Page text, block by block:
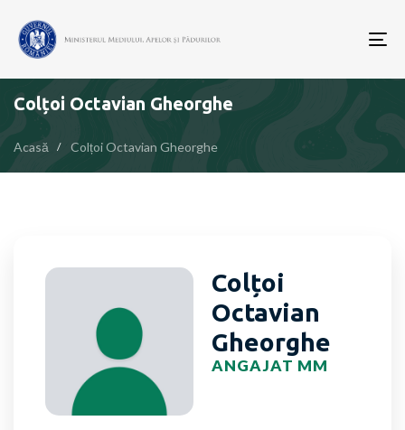
Colțoi Octavian Gheorghe
Acasă Colțoi Octavian Gheorghe
Colțoi
Octavian
Gheorghe
ANGAJAT MM